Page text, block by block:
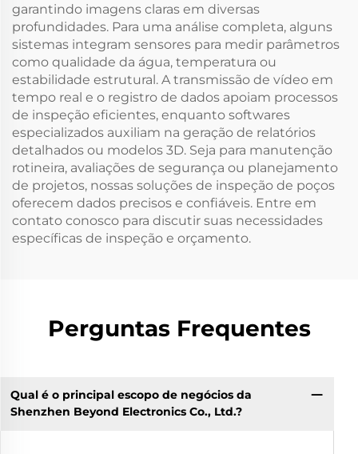
garantindo imagens claras em diversas
profundidades. Para uma análise completa, alguns
sistemas integram sensores para medir parâmetros
como qualidade da água, temperatura ou
estabilidade estrutural. A transmissão de vídeo em
tempo real e o registro de dados apoiam processos
de inspeção eficientes, enquanto softwares
especializados auxiliam na geração de relatórios
detalhados ou modelos 3D. Seja para manutenção
rotineira, avaliações de segurança ou planejamento
de projetos, nossas soluções de inspeção de poços
oferecem dados precisos e confiáveis. Entre em
contato conosco para discutir suas necessidades
específicas de inspeção e orçamento.
Perguntas Frequentes
Qual é o principal escopo de negócios da
Shenzhen Beyond Electronics Co., Ltd.?